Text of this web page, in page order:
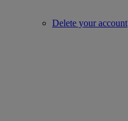
Delete your account